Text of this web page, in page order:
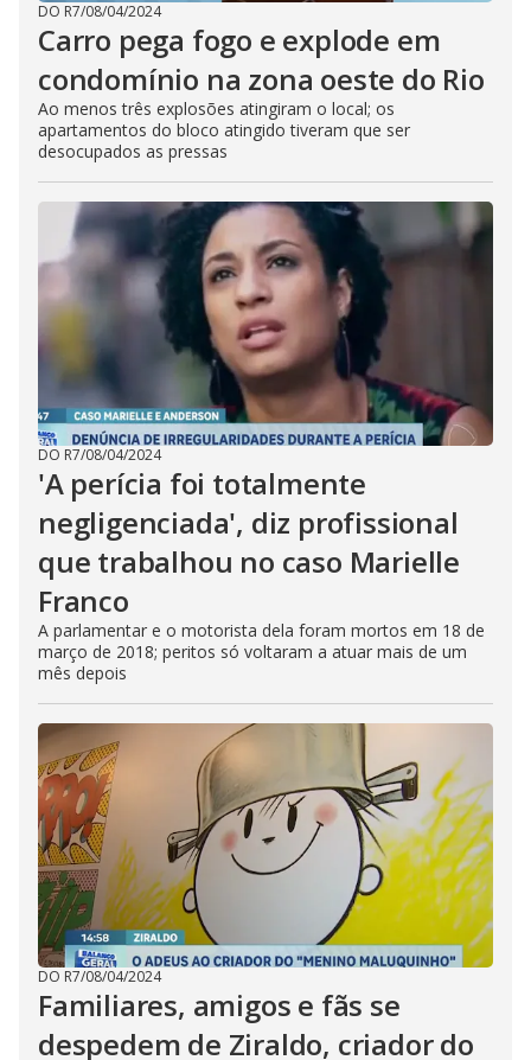
DO R7/08/04/2024
Carro pega fogo e explode em
condomínio na zona oeste do Rio
Ao menos três explosões atingiram o local; os
apartamentos do bloco atingido tiveram que ser
desocupados as pressas
DO R7/08/04/2024
'A perícia foi totalmente
negligenciada', diz profissional
que trabalhou no caso Marielle
Franco
A parlamentar e o motorista dela foram mortos em 18 de
março de 2018; peritos só voltaram a atuar mais de um
mês depois
DO R7/08/04/2024
Familiares, amigos e fãs se
despedem de Ziraldo, criador do